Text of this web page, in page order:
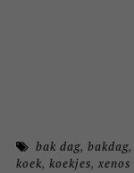
bak dag,bakdag
koek, koekjes, xenos